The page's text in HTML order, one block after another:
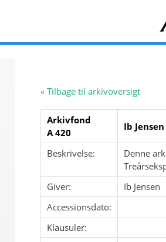
« Tilbage til arkivoversigt
Arkivfond
A 420
Ib Jensen
Beskrivelse:
Denne
Giver:
Ib Jensen
Accessionsdato:
Klausuler: